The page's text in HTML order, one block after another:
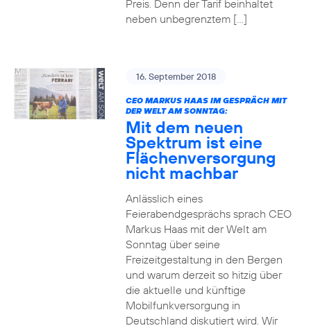
Preis. Denn der Tarif beinhaltet
neben unbegrenztem […]
16. September 2018
CEO MARKUS HAAS IM GESPRÄCH MIT
DER WELT AM SONNTAG:
Mit dem neuen
Spektrum ist eine
Flächenversorgung
nicht machbar
Anlässlich eines
Feierabendgesprächs sprach CEO
Markus Haas mit der Welt am
Sonntag über seine
Freizeitgestaltung in den Bergen
und warum derzeit so hitzig über
die aktuelle und künftige
Mobilfunkversorgung in
Deutschland diskutiert wird. Wir